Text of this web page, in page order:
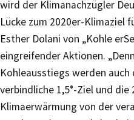
wird der Klimanachzügler
Lücke zum 2020er-Klimaziel
Esther Dolani von „Kohle
eingreifender Aktionen.
Kohleausstiegs werden
verbindliche 1,5°-Ziel und die
Klimaerwärmung von der